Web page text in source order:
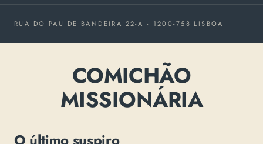
RUA DO PAU DE BANDEIRA 22-A · 1200-758 LISBOA
COMICHÃO
MISSIONÁRIA